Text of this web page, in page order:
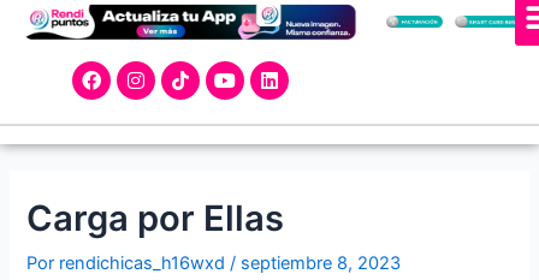
contenido F
a
c
e
b
I
n
s
t
a
m
T
i
k
t
o
Y
o
u
t
u
L
i
n
k
e
Carga por Ellas
Por rendichicas_h16wxd/ septiembre 8, 2023
Navegación
de
entradas